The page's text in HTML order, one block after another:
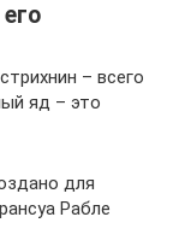
– всего
яд – это
для
Рабле